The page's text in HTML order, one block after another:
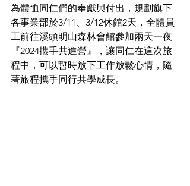
為體恤同仁們的奉獻與付出，規劃旗下
各事業部於3/11、3/12休館2天，全體員
工前往溪頭明山森林會館參加兩天一夜
『2024㩦手共進營』，讓同仁在這次旅
程中，可以暫時放下工作放鬆心情，隨
著旅程攜手同行共學成長。